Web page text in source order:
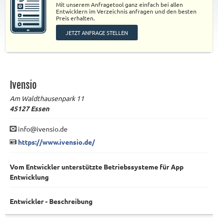
Mit unserem Anfragetool ganz einfach bei allen
Entwicklern im Verzeichnis anfragen und den besten
Preis erhalten.
JETZT ANFRAGE STELLEN
Ivensio
Am Waldthausenpark 11
45127Essen
info@ivensio.de
https://www.ivensio.de/
Vom Entwickler unterstützte Betriebssysteme für App
Entwicklung
Entwickler - Beschreibung